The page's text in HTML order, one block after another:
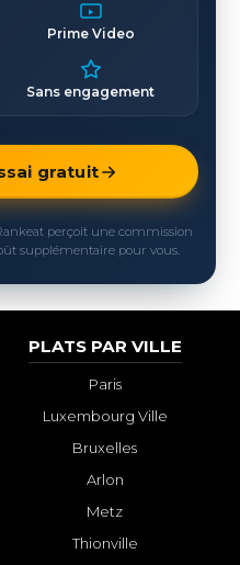
Prime Video
Sans engagement
gratuit
perçoit une commission
supplémentaire pour vous.
PLATS PAR VILLE
Paris
Luxembourg Ville
Bruxelles
Arlon
Metz
Thionville